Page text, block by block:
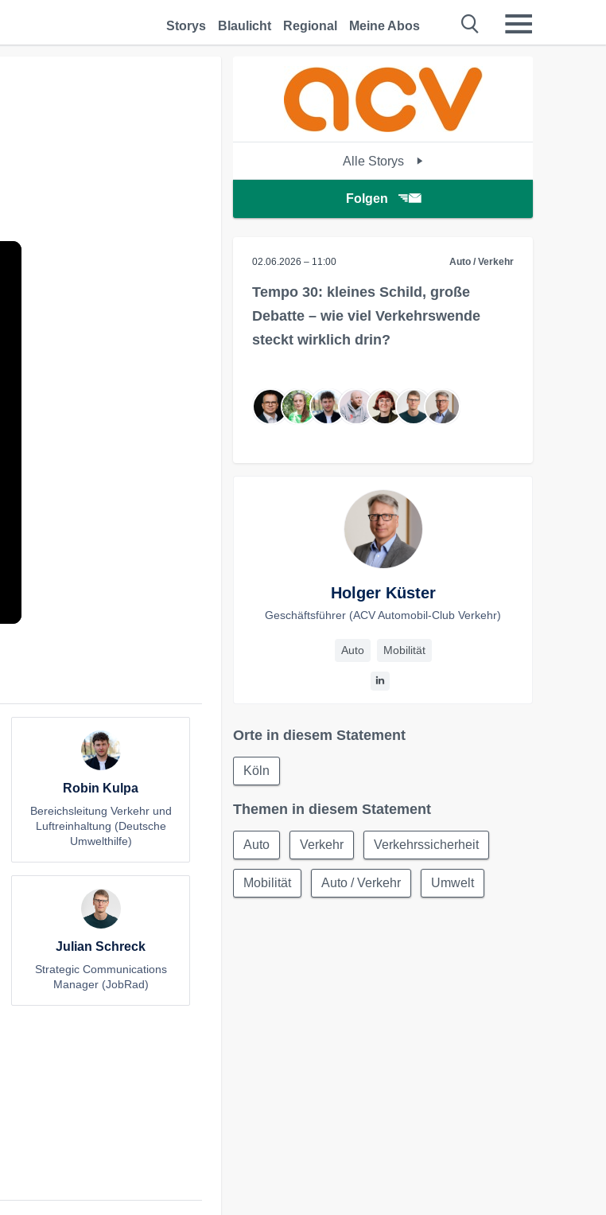
Storys Blaulicht Regional Meine Abos
Robin Kulpa
Bereichsleitung Verkehr und
Luftreinhaltung (Deutsche
Umwelthilfe)
Julian Schreck
Strategic Communications
Manager (JobRad)
Alle Storys
Folgen
02.06.2026 – 11:00 Auto / Verkehr
Tempo 30: kleines Schild, große
Debatte – wie viel Verkehrswende
steckt wirklich drin?
Holger Küster
Geschäftsführer (ACV Automobil-Club Verkehr)
Auto Mobilität
Orte in diesem Statement
Köln
Themen in diesem Statement
Auto Verkehr Verkehrssicherheit
Mobilität Auto / Verkehr Umwelt